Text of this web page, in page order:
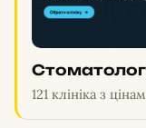
121 клініка з